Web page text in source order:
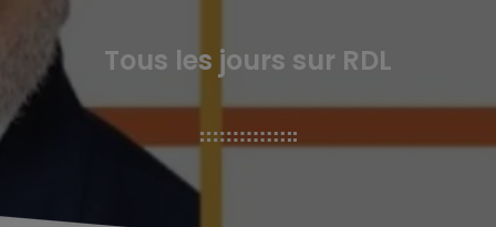
Tous les jours sur RDL